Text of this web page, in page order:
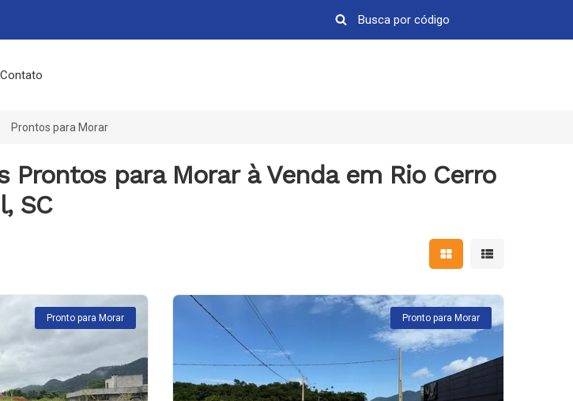
Contato
Prontos para Morar
Prontos para Morar à Venda em Rio Cerro
SC
Mostrar resultados em
Mostrar
Pronto para Morar Pronto para Morar